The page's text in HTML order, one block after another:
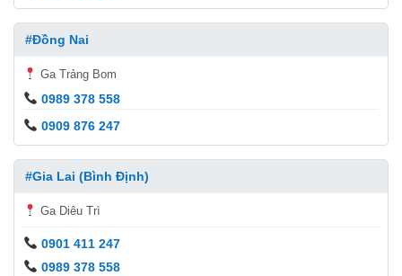
#Đồng Nai
Ga Trảng Bom
0989 378 558
0909 876 247
#Gia Lai (Bình Định)
Ga Diêu Trì
0901 411 247
0989 378 558